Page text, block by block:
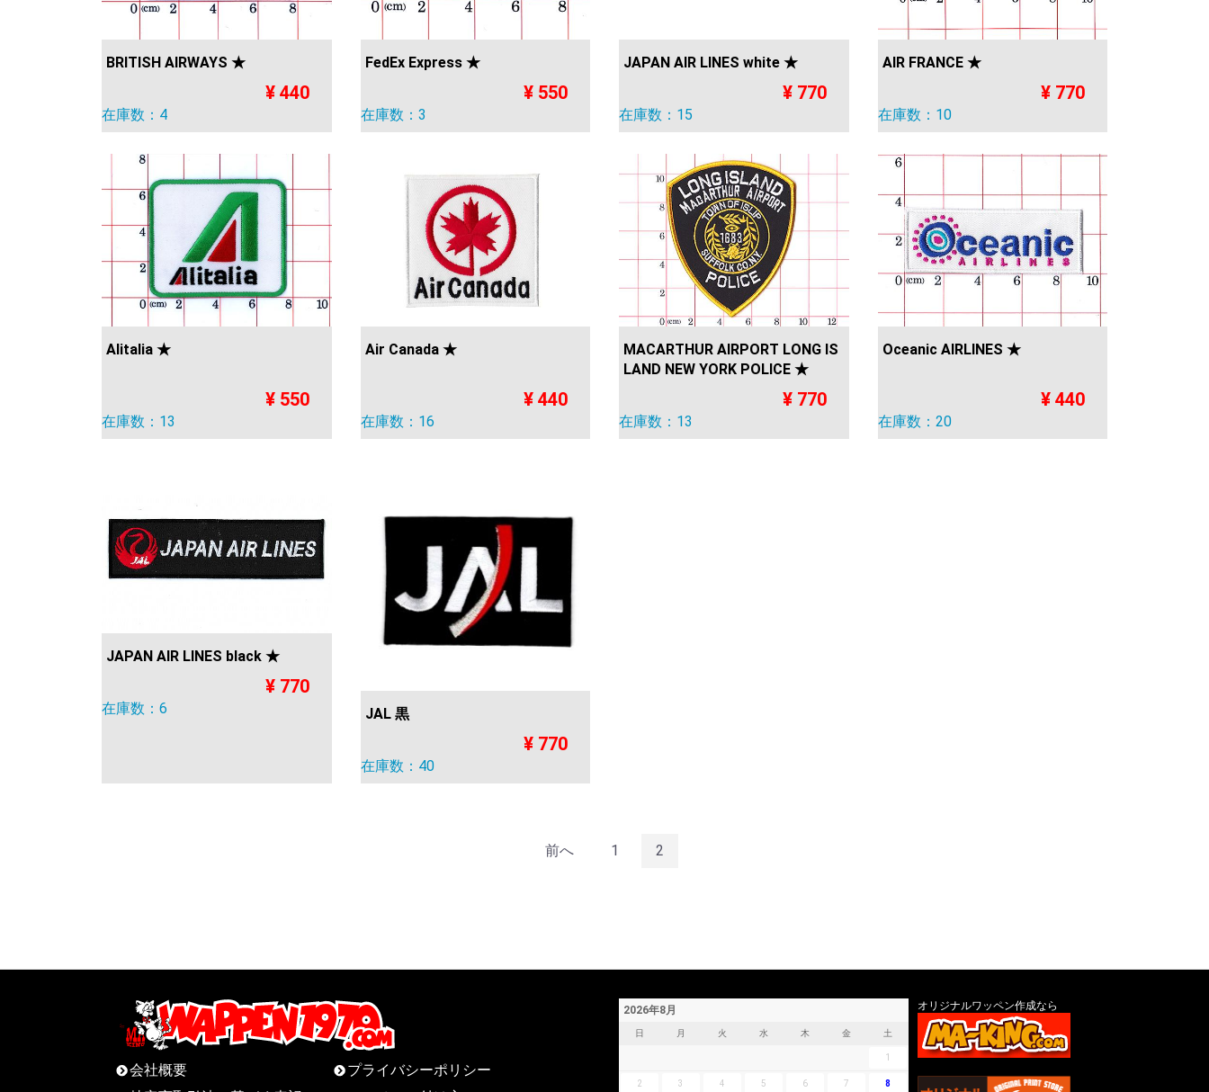
BRITISH AIRWAYS ★
¥ 440
在庫数：4
FedEx Express ★
¥ 550
在庫数：3
JAPAN AIR LINES white ★
¥ 770
在庫数：15
AIR FRANCE ★
¥ 770
在庫数：10
Alitalia ★
¥ 550
在庫数：13
Air Canada ★
¥ 440
在庫数：16
MACARTHUR AIRPORT LONG IS
LAND NEW YORK POLICE ★
¥ 770
在庫数：13
Oceanic AIRLINES ★
¥ 440
在庫数：20
JAPAN AIR LINES black ★
¥ 770
在庫数：6 JAL 黒
¥ 770
在庫数：40
前へ 1 2
会社概要
プライバシーポリシー
2026年8月
日 月 火 水 木 金 土
1
2 3 4 5 6 7 8
オリジナルワッペン作成なら